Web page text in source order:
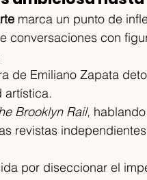
marca un punto de
conversaciones con
de Emiliano Zapata
artística.
Brooklyn Rail,
revistas
por diseccionar el